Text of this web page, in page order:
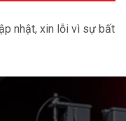
nhật, xin lỗi vì sự bất